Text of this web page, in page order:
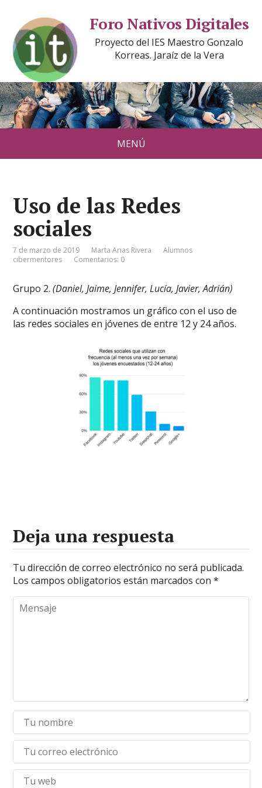
Foro Nativos Digitales
Proyecto del IES Maestro Gonzalo
Korreas. Jaraíz de la Vera
MENÚ
Uso de las Redes
sociales
7 de marzo de 2019 Marta Arias Rivera
Alumnos
cibermentores
Comentarios: 0
Grupo 2.(Daniel, Jaime, Jennifer, Lucía, Javier, Adrián)
A continuación mostramos un gráfico con el uso de
las redes sociales en jóvenes de entre 12 y 24 años.
Deja una respuesta
Tu dirección de correo electrónico no será publicada.
Los campos obligatorios están marcados con*